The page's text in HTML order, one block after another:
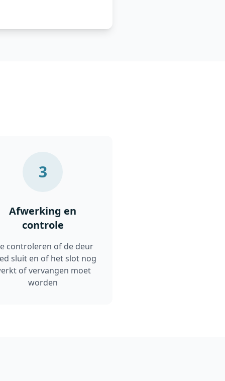
3
Afwerking en
controle
controleren of de deur
sluit en of het slot nog
of vervangen moet
worden